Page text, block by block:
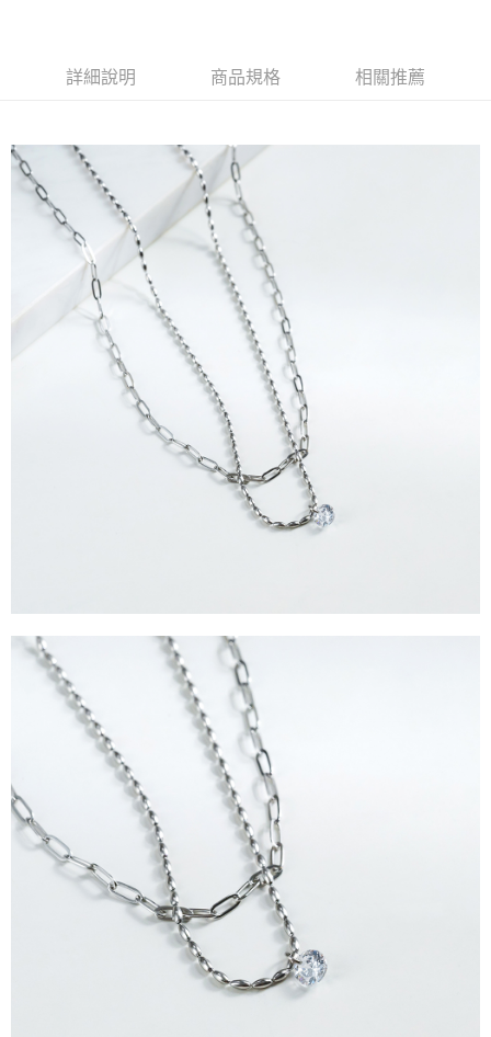
1.本服務由台灣大哥大提供，台灣大哥大用戶可立即使用無須另外申請。
成交易。
3.實際核准額度、可分期數及費用金額請依後續交易確認頁面所載為準。
4.訂單成立30分鐘內，如未前往確認交易或遇審核未通過，訂單將自動取
消。如遇「轉專審核」未通過狀況，表示未達大哥付你分期系統評分，恕無
法說明評估內容。
【繳款方式說明】
1.分期款項不併入電信帳單，「大哥付你分期」於每月結算日後寄送繳費提
2.透過簡訊連結打開帳單後，可選擇「超商條碼／台灣大直營門市／銀行轉
帳／街口支付／iPASS MONEY」等通路繳費。
1.本服務係由「台灣大哥大股份有限公司」（以下簡稱本公司）所提供，讓
用戶於交易時，得透過本服務購買商品或服務，並由商店將買賣／分期付款
買賣價金債權讓與本公司後，依約使用本公司帳單繳交帳款。
2.基於同意付款使用「大哥付你分期」之契約關係目的，商店將以您的個人
資料（包含姓名、電話或地址）提供予台灣大哥大進項蒐集、處理及利用，
由本公司與您本人進行分期帳單所需資料之確認、核對及更正。
3.完整用戶服務條款，請詳閱以下連結：
https://oppay.tw/userRule
AFTEE先享後付
AFTEE先享後付是「在收到商品之後才付款」的支付方式。 讓您購物簡單
便利好安心！
１．簡單：不需註冊會員、不需綁卡、不需儲值。
２．便利：只要手機號碼，簡訊認證，即可結帳。
３．安心：先確認商品／服務後，再付款。
【「AFTEE先享後付」結帳流程】
１．於結帳方式選擇「AFTEE先享後付」後，將跳轉至「AFTEE先享後付」
結帳頁面，進行簡訊認證並確認金額後，即可完成結帳。
２．訂單成立數日內，您將收到繳費通知簡訊。
３．收到繳費通知簡訊後14天內，點擊此簡訊中的連結，可透過四大超商／
ATM／網路銀行／等多元方式進行付款，方視為交易完成。
※ 請注意：結帳手續完成當下不需立刻繳費，但若您需要取消訂單，請聯絡
購買商品的店家。未經商家同意取消之訂單仍視為有效，需透過AFTEE先享
※ 交易是否成功請以「AFTEE先享後付 」之結帳頁面顯示為準，若有關於
是否繳費成功／繳費後需取消欲退款等相關疑問，請聯繫「AFTEE先享後付
https://netprotections.freshdesk.com/support/home
３．未成年的使用者請事先徵得法定代理人或監護人之同意方可使用
「AFTEE先享後付」，若未經同意申辦者引起之損失，本公司不負相關責
任。
４．使用「AFTEE先享後付」時，將依據個別帳號之用戶狀況，依本公司即
時審查核予不同之上限額度；若仍有額度不足之情形，本公司將視審查結果
請求用戶進行身份認證。
５．嚴禁一人註冊多個帳號或使用他人資訊註冊。若發現惡意使用之情形，
恩沛科技股份有限公司將有權停止該用戶之使用額度並採取法律行動。
ATM付款
運送方式
全家取貨付款
每筆NT$60，滿NT$388(含以上)免運費
全家純取貨
每筆NT$60，滿NT$388(含以上)免運費
萊爾富取貨付款
每筆NT$60，滿NT$888(含以上)免運費
每筆NT$60，滿NT$888(含以上)免運費
每筆NT$60，滿NT$888(含以上)免運費
宅配
每筆NT$90，滿NT$888(含以上)免運費
詳細說明 商品規格 相關推薦